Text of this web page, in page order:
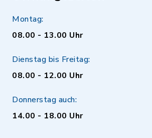
Montag:
08.00 - 13.00 Uhr
Dienstag bis Freitag:
08.00 - 12.00 Uhr
Donnerstag auch:
14.00 - 18.00 Uhr